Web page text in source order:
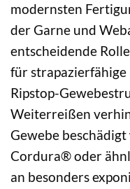
modernsten
der Garne und
entscheidende
für strapazierfähige
Ripstop-
Weiterreißen
Gewebe
Cordura® oder
an besonders